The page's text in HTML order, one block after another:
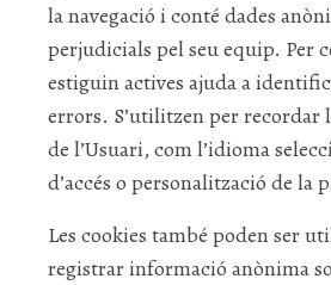
la navegació i conté dades
perjudicials pel seu equip. Per
estiguin actives ajuda a
errors. S’utilitzen per recordar
de l’Usuari, com l’idioma
d’accés o personalització de la
Les cookies també poden ser
registrar informació anònima